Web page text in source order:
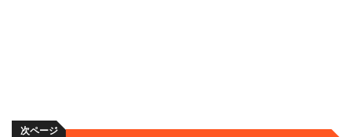
次ページ